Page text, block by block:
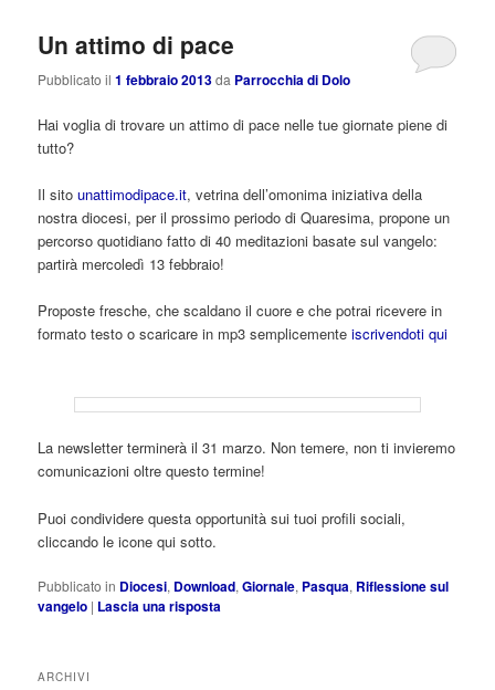
Un attimo di pace
Pubblicato il1 febbraio 2013da Parrocchia di Dolo
Hai voglia di trovare un attimo di pace nelle tue giornate piene di
tutto?
Il sitounattimodipace.it, vetrina dell’omonima iniziativa della
nostra diocesi, per il prossimo periodo di Quaresima, propone un
percorso quotidiano fatto di 40 meditazioni basate sul vangelo:
partirà mercoledì 13 febbraio!
Proposte fresche, che scaldano il cuore e che potrai ricevere in
formato testo o scaricare in mp3 semplicementeiscrivendoti qui
La newsletter terminerà il 31 marzo. Non temere, non ti invieremo
comunicazioni oltre questo termine!
Puoi condividere questa opportunità sui tuoi profili sociali,
cliccando le icone qui sotto.
Pubblicato in Diocesi, Download,Giornale, Pasqua, Riflessione sul
vangelo | Lascia una risposta
ARCHIVI